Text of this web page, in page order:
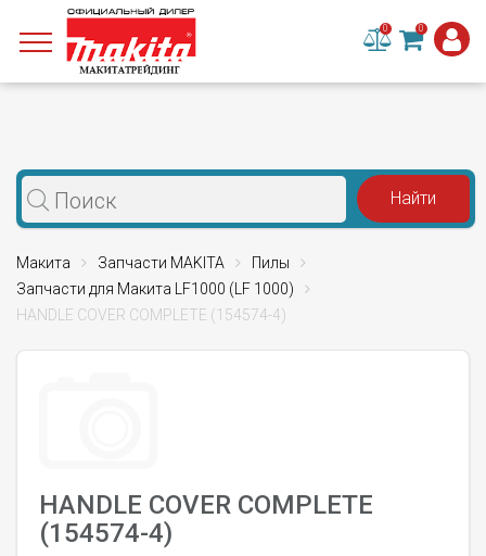
0 0
Макита Запчасти MAKITA
Пилы
Запчасти для Макита LF1000 (LF 1000)
HANDLE COVER COMPLETE (154574-4)
HANDLE COVER COMPLETE
(154574-4)